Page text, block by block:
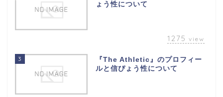
ょう性について
1275 view
3
『The Athletic』のプロフィー
ルと信ぴょう性について